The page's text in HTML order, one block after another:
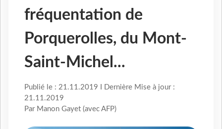
fréquentation de
Porquerolles, du Mont-
Saint-Michel...
Publié le : 21.11.2019 I Dernière Mise à jour :
21.11.2019
Par Manon Gayet (avec AFP)